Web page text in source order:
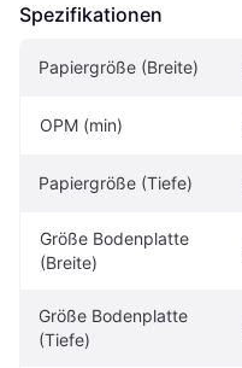
Spezifikationen
Papiergröße (Breite)
OPM (min)
Papiergröße (Tiefe)
Größe Bodenplatte
(Breite)
Größe Bodenplatte
(Tiefe)